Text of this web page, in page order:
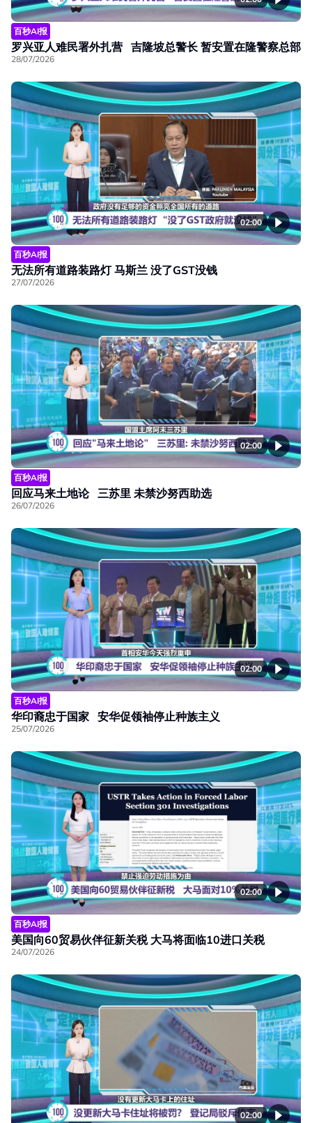
百秒AI报
罗兴亚人难民署外扎营 吉隆坡总警长 暂安置在隆警察总部
28/07/2026
02:00
百秒AI报
无法所有道路装路灯 马斯兰 没了GST没钱
27/07/2026
02:00
百秒AI报
回应马来土地论 三苏里 未禁沙努西助选
26/07/2026
02:00
百秒AI报
华印裔忠于国家 安华促领袖停止种族主义
25/07/2026
02:00
百秒AI报
美国向60贸易伙伴征新关税 大马将面临10进口关税
24/07/2026
02:00